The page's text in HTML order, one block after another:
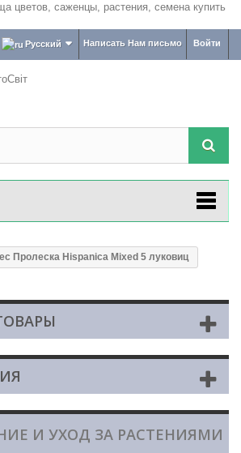
Войти
Написать Нам письмо
Русский
Пролеска Hispanica Mixed 5 луковиц
И УХОД ЗА РАСТЕНИЯМИ